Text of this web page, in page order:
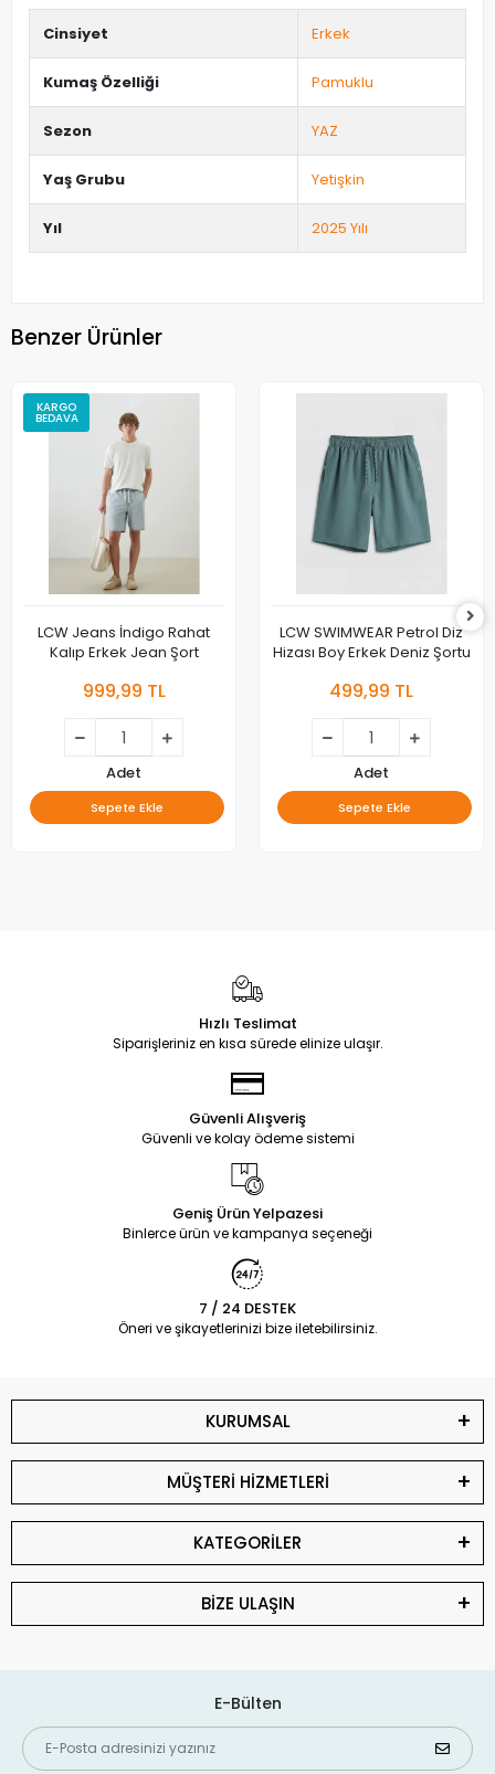
Cinsiyet Erkek
Kumaş Özelliği Pamuklu
Sezon YAZ
Yaş Grubu Yetişkin
Yıl 2025 Yılı
Benzer Ürünler
KARGO
BEDAVA
LCW Jeans İndigo Rahat
Kalıp Erkek Jean Şort
999,99 TL
Adet
Sepete Ekle
LCW SWIMWEAR Petrol Diz
Hizası Boy Erkek Deniz Şortu
499,99 TL
Adet
Sepete Ekle
Hızlı Teslimat
Siparişleriniz en kısa sürede elinize ulaşır.
Güvenli Alışveriş
Güvenli ve kolay ödeme sistemi
Geniş Ürün Yelpazesi
Binlerce ürün ve kampanya seçeneği
7 / 24 DESTEK
Öneri ve şikayetlerinizi bize iletebilirsiniz.
KURUMSAL
MÜŞTERİ HİZMETLERİ
KATEGORİLER
BİZE ULAŞIN
E-Bülten